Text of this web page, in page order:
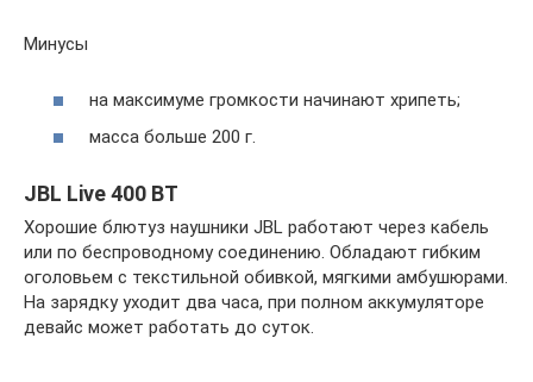
Минусы
на максимуме громкости начинают хрипеть;
масса больше 200 г.
JBL Live 400 BT
Хорошие блютуз наушники JBL работают через кабель
или по беспроводному соединению. Обладают гибким
оголовьем с текстильной обивкой, мягкими амбушюрами.
На зарядку уходит два часа, при полном аккумуляторе
девайс может работать до суток.